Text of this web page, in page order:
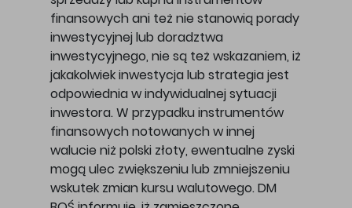
finansowych ani też nie stanowią porady
inwestycyjnej lub doradztwa
inwestycyjnego, nie są też wskazaniem, iż
jakakolwiek inwestycja lub strategia jest
odpowiednia w indywidualnej sytuacji
inwestora. W przypadku instrumentów
finansowych notowanych w innej
walucie niż polski złoty, ewentualne zyski
mogą ulec zwiększeniu lub zmniejszeniu
wskutek zmian kursu walutowego. DM